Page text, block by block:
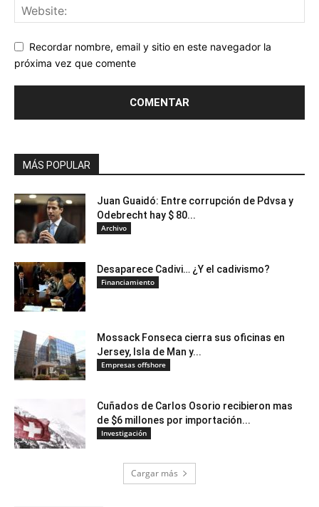
Recordar nombre, email y sitio en este navegador la
próxima vez que comente
MÁS POPULAR
Juan Guaidó: Entre corrupción de Pdvsa y
Odebrecht hay $ 80...
Archivo
Desaparece Cadivi… ¿Y el cadivismo?
Financiamiento
Mossack Fonseca cierra sus oficinas en
Jersey, Isla de Man y...
Empresas offshore
Cuñados de Carlos Osorio recibieron mas
de $6 millones por importación...
Investigación
Cargar más